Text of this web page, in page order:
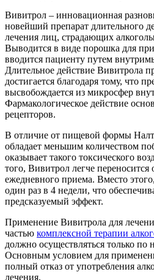
Вивитрол – инновационная
новейший препарат длительного
лечения лиц, страдающих
Выводится в виде порошка для
вводится пациенту путем
Длительное действие Вивитрола
достигается благодаря тому, что
высвобождается из микросфер
Фармакологическое действие
рецепторов.
В отличие от пищевой формы
обладает меньшим количеством
оказывает такого токсического
того, Вивитрол легче переносится
ежедневного приема. Вместо
один раз в 4 недели, что
предсказуемый эффект.
Применение Вивитрола для
частью комплексной терапии
должно осуществляться только по
Основным условием для
полный отказ от употребления
лечения.